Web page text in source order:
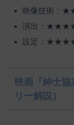
映像技術
演出：
設定：
映画『紳士
リー解説）